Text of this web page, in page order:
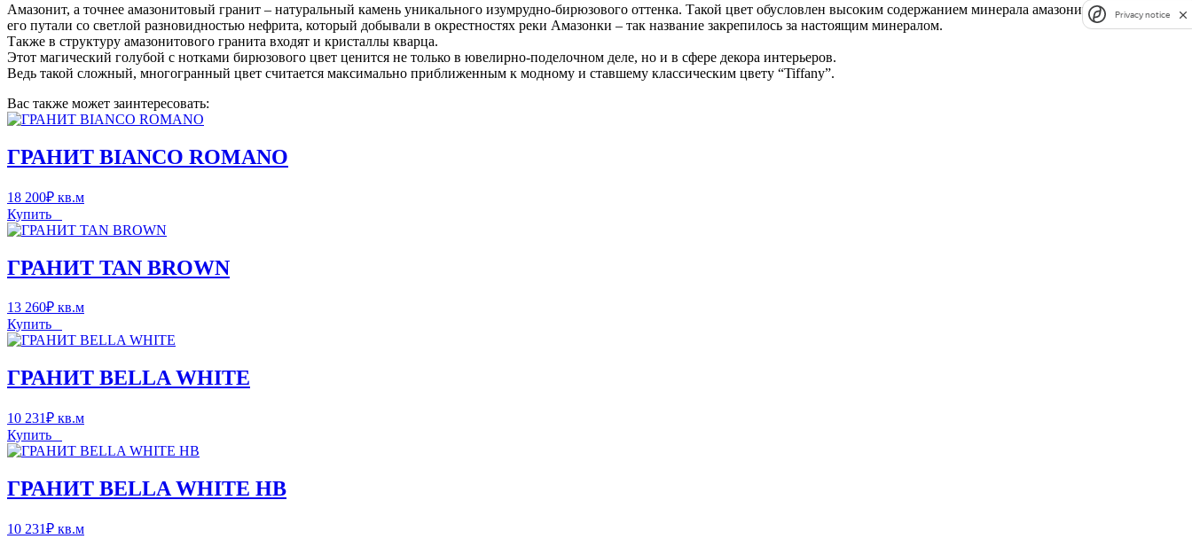
Амазонит, а точнее амазонитовый гранит – натуральный камень уникального изумрудно-бирюзового оттенка. Такой цвет обусловлен высоким содержанием минерала амазонита. В старину
его путали со светлой разновидностью нефрита, который добывали в окрестностях реки Амазонки – так название закрепилось за настоящим минералом.
Также в структуру амазонитового гранита входят и кристаллы кварца.
Этот магический голубой с нотками бирюзового цвет ценится не только в ювелирно-поделочном деле, но и в сфере декора интерьеров.
Ведь такой сложный, многогранный цвет считается максимально приближенным к модному и ставшему классическим цвету “Tiffany”.
Вас также может заинтересовать:
ГРАНИТ BIANCO ROMANO
18 200₽ кв.м
Купить
ГРАНИТ TAN BROWN
13 260₽ кв.м
Купить
ГРАНИТ BELLA WHITE
10 231₽ кв.м
Купить
ГРАНИТ BELLA WHITE HB
10 231₽ кв.м
Privacy notice